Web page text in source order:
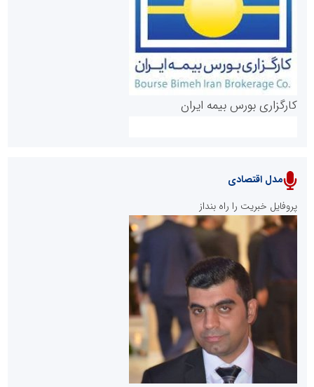
روابط عمومی خبرگزاری گزارش خبر
پایگاه خبری نهضت ملی مسکن
کارگزاری بورس بیمه ایران
سازمان بورس و اوراق بهادار
مرجع اخبار موثق در بازارسرمایه
مدل اقتصادی
پروفایل خبریت را راه بنداز